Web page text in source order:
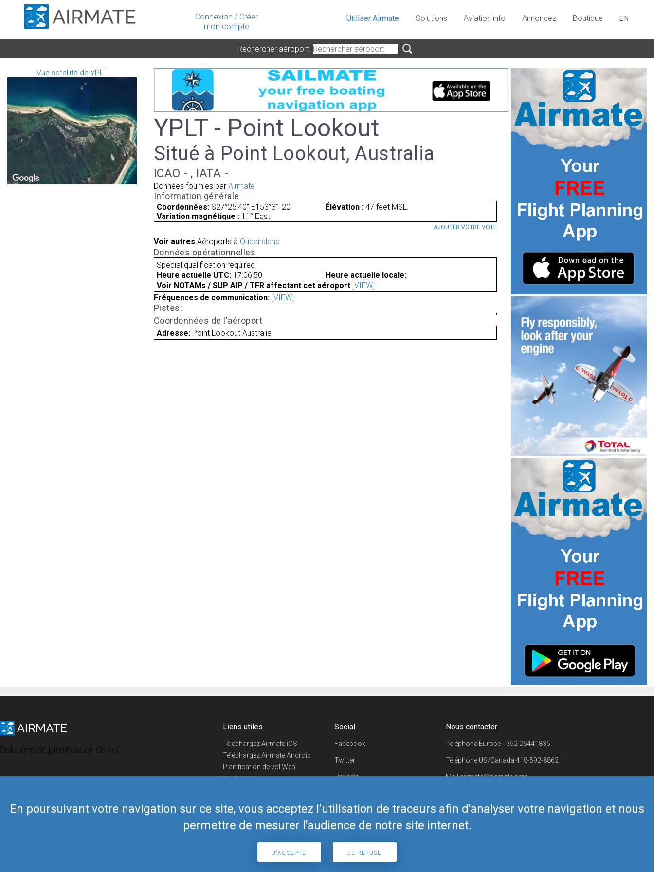
Connexion / Créer
mon compte
En poursuivant votre navigation sur ce site, vous acceptez l’utilisation de traceurs afin d'analyser votre navigation et nous
permettre de mesurer l'audience de notre site internet.
J'ACCEPTE JE REFUSE
Utiliser Airmate Solutions Aviation info Annoncez Boutique EN
Rechercher aéroport
Vue satellite de YPLT
YPLT - Point Lookout
Situé à Point Lookout, Australia
ICAO - , IATA -
Données fournies par Airmate
Information générale
Coordonnées: S27°25'40" E153°31'20" Élévation :47 feet MSL.
Variation magnétique : 11° East
AJOUTER VOTRE VOTE
Voir autres Aéroports à Queensland
Données opérationnelles
Special qualification required
Heure actuelle UTC: 17:06:50
Heure actuelle locale:
Voir NOTAMs / SUP AIP / TFR affectant cet aéroport [VIEW]
Fréquences de communication: [VIEW]
Pistes:
Coordonnées de l'aéroport
Adresse: Point Lookout Australia
Solutions de planification de vol
Liens utiles
Téléchargez Airmate iOS
Téléchargez Airmate Android
Planification de vol Web
Recherche
Boutique Airmate
Social
Facebook
Twitter
Linkedin
Telegram
Nous contacter
Téléphone Europe+352 26441835
Téléphone US/Canada 418-592-8862
Mailairmate@airmate.aero